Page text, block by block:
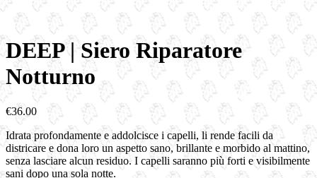
DEEP | Siero Riparatore
Notturno
€36.00
Idrata profondamente e addolcisce i capelli, li rende facili da
districare e dona loro un aspetto sano, brillante e morbido al mattino,
senza lasciare alcun residuo. I capelli saranno più forti e visibilmente
sani dopo una sola notte.